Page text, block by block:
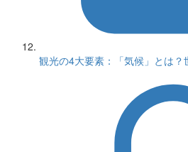
観光の4大要素：「気候」とは？